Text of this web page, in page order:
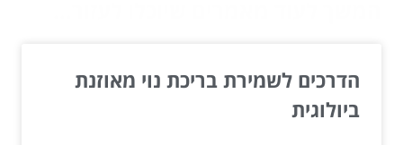
הדרכים לשמירת בריכת נוי מאוזנת
ביולוגית